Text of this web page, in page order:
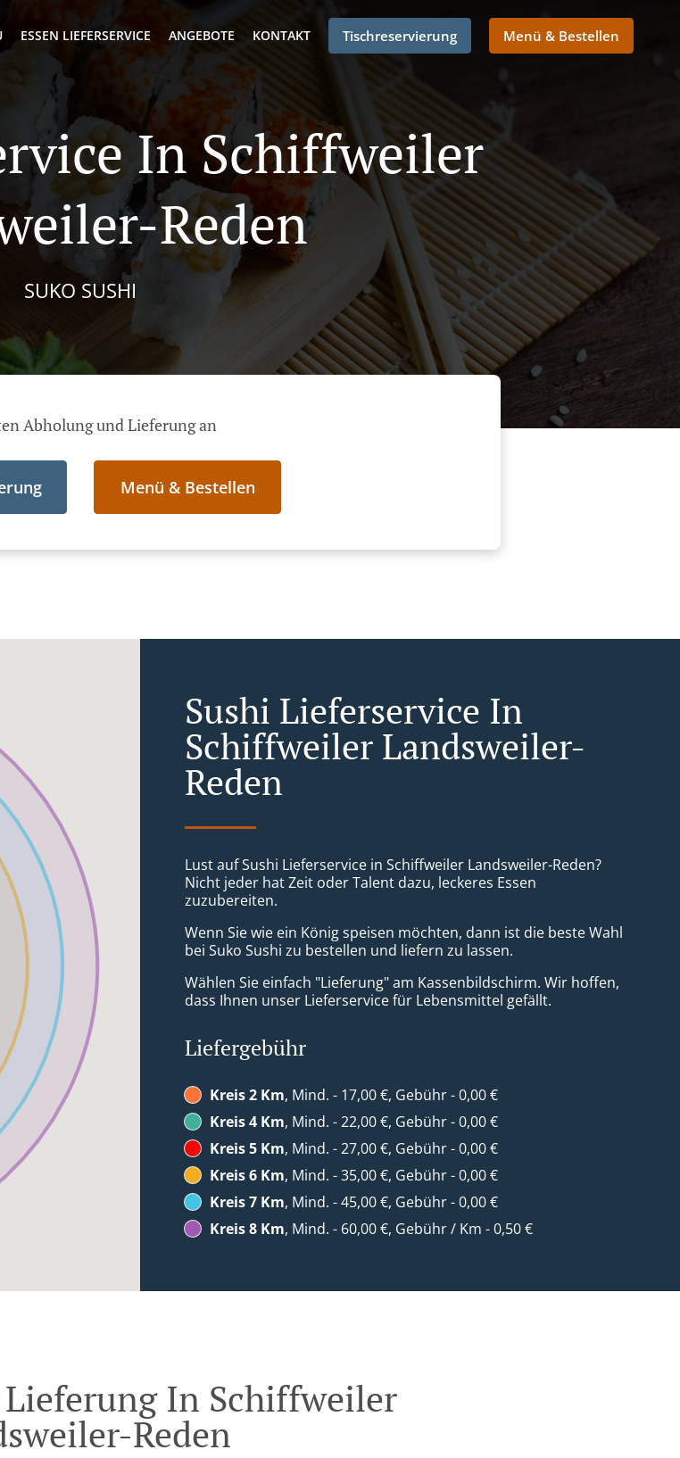
ESSEN LIEFERSERVICE ANGEBOTE KONTAKT Tischreservierung Menü & Bestellen
In Schiffweiler
Reden
SUKO SUSHI
Abholung und Lieferung an
Menü & Bestellen
Sushi Lieferservice In
Schiffweiler Landsweiler-
Reden
Lust auf Sushi Lieferservice in Schiffweiler Landsweiler-Reden?
Nicht jeder hat Zeit oder Talent dazu, leckeres Essen
zuzubereiten.
Wenn Sie wie ein König speisen möchten, dann ist die beste Wahl
bei Suko Sushi zu bestellen und liefern zu lassen.
Wählen Sie einfach "Lieferung" am Kassenbildschirm. Wir hoffen,
dass Ihnen unser Lieferservice für Lebensmittel gefällt.
Liefergebühr
Kreis 2 Km, Mind. - 17,00 €, Gebühr - 0,00 €
Kreis 4 Km, Mind. - 22,00 €, Gebühr - 0,00 €
Kreis 5 Km, Mind. - 27,00 €, Gebühr - 0,00 €
Kreis 6 Km, Mind. - 35,00 €, Gebühr - 0,00 €
Kreis 7 Km, Mind. - 45,00 €, Gebühr - 0,00 €
Kreis 8 Km, Mind. - 60,00 €, Gebühr / Km - 0,50 €
In Schiffweiler
Reden